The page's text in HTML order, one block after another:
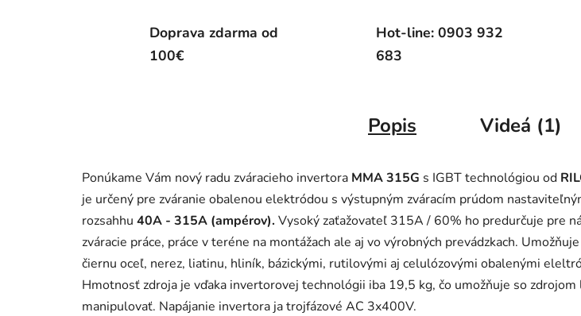
Doprava zdarma od
100€
Hot-line: 0903 932
683
Popis Videá (1)
Ponúkame Vám nový radu zváracieho invertora MMA 315G s IGBT technológiou od
je určený pre zváranie obalenou elektródou s výstupným zváracím prúdom
rozsahhu 40A - 315A (ampérov). Vysoký zaťažovateľ 315A / 60% ho predurčuje pre
zváracie práce, práce v teréne na montážach ale aj vo výrobných prevádzkach.
čiernu oceľ, nerez, liatinu, hliník, bázickými, rutilovými aj celulózovými obalenými
Hmotnosť zdroja je vďaka invertorovej technológii iba 19,5 kg, čo umožňuje so zdrojom
manipulovať. Napájanie invertora ja trojfázové AC 3x400V.